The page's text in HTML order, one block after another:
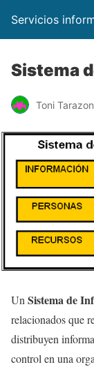
Servicios
Sistema
Toni
Un Sistema de
relacionados que
distribuyen
control en una